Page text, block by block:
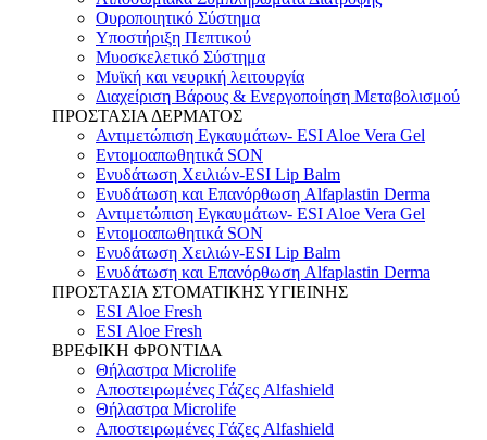
Ουροποιητικό Σύστημα
Υποστήριξη Πεπτικού
Μυοσκελετικό Σύστημα
Μυϊκή και νευρική λειτουργία
Διαχείριση Βάρους & Ενεργοποίηση Μεταβολισμού
ΠΡΟΣΤΑΣΙΑ ΔΕΡΜΑΤΟΣ
Αντιμετώπιση Εγκαυμάτων- ESI Aloe Vera Gel
Εντομοαπωθητικά SON
Ενυδάτωση Χειλιών-ESI Lip Balm
Ενυδάτωση και Επανόρθωση Alfaplastin Derma
Αντιμετώπιση Εγκαυμάτων- ESI Aloe Vera Gel
Εντομοαπωθητικά SON
Ενυδάτωση Χειλιών-ESI Lip Balm
Ενυδάτωση και Επανόρθωση Alfaplastin Derma
ΠΡΟΣΤΑΣΙΑ ΣΤΟΜΑΤΙΚΗΣ ΥΓΙΕΙΝΗΣ
ESI Αloe Fresh
ESI Αloe Fresh
ΒΡΕΦΙΚΗ ΦΡΟΝΤΙΔΑ
Θήλαστρα Microlife
Αποστειρωμένες Γάζες Alfashield
Θήλαστρα Microlife
Αποστειρωμένες Γάζες Alfashield